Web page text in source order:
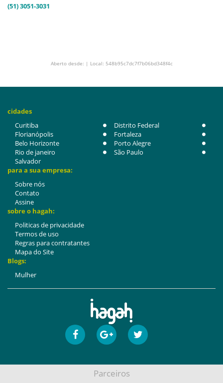
(51) 3051-3031
Aberto desde: | Local: 548b95c7dc7f7b06bd348f4c
cidades
Curitiba
Distrito Federal
Florianópolis
Fortaleza
Belo Horizonte
Porto Alegre
Rio de janeiro
São Paulo
Salvador
para a sua empresa:
Sobre nós
Contato
Assine
sobre o hagah:
Politicas de privacidade
Termos de uso
Regras para contratantes
Mapa do Site
Blogs:
Mulher
Parceiros